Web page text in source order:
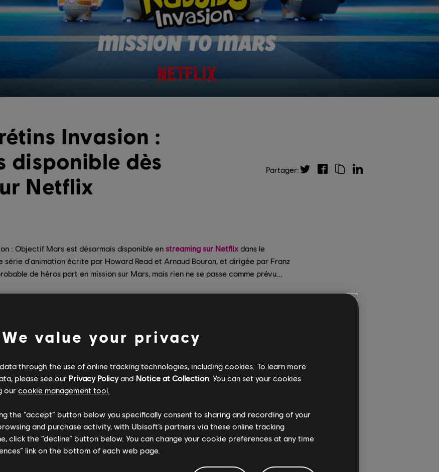
Invasion :
disponible dès
Netflix
: Objectif Mars est désormais disponible en streaming sur Netflix dans le
série d'animation écrite par Howard Read et Arnaud Bouron, et dirigée par Franz
de héros part en mission sur Mars, mais rien ne se passe comme prévu...
Partager:
We value your privacy
through the use of online tracking technologies, including cookies. To learn more
please see our Privacy Policyand Notice at Collection. You can set your cookies
our cookie management tool.
the “accept” button below you specifically consent to sharing and recording of your
and purchase activity, with Ubisoft’s partners via these online tracking
click the “decline” button below. You can change your cookie preferences at any time
link on the bottom of each web page.